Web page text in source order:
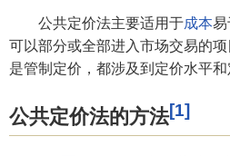
公共定价法主要适用于成本易
可以部分或全部进入市场交易的
是管制定价，都涉及到定价水平和
公共定价法的方法[1]